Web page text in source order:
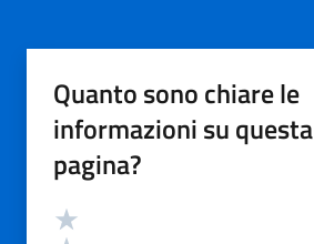
Quanto sono chiare le
informazioni su questa
pagina?
Valutazione